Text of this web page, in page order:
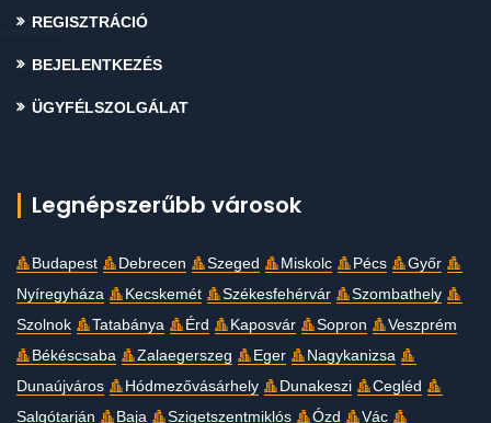
REGISZTRÁCIÓ
BEJELENTKEZÉS
ÜGYFÉLSZOLGÁLAT
Legnépszerűbb városok
Budapest Debrecen Szeged Miskolc Pécs
Győr
Nyíregyháza
Kecskemét Székesfehérvár
Szombathely
Szolnok
Tatabánya Érd Kaposvár Sopron
Veszprém
Békéscsaba
Zalaegerszeg Eger
Nagykanizsa
Dunaújváros
Hódmezővásárhely Dunakeszi
Cegléd
Salgótarján
Baja Szigetszentmiklós Ózd
Vác